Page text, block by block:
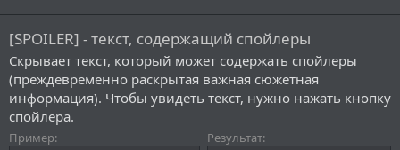
[SPOILER] - текст, содержащий спойлеры
Скрывает текст, который может содержать спойлеры
(преждевременно раскрытая важная сюжетная
информация). Чтобы увидеть текст, нужно нажать кнопку
спойлера.
Пример:
Результат: